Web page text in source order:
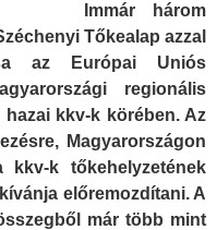
Immár három
Tőkealap azzal
az Európai Uniós
regionális
kkv-k körében. Az
Magyarországon
k tőkehelyzetének
előremozdítani. A
már több mint